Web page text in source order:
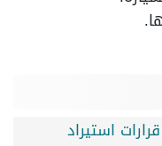
استيراد